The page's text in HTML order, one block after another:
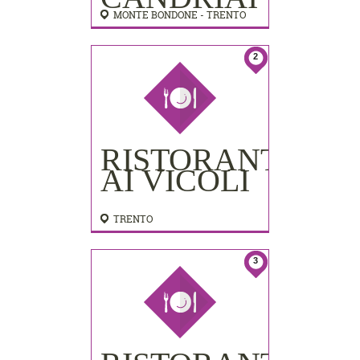
MONTE BONDONE - TRENTO
2
RISTORANTE
AI VICOLI
TRENTO
3